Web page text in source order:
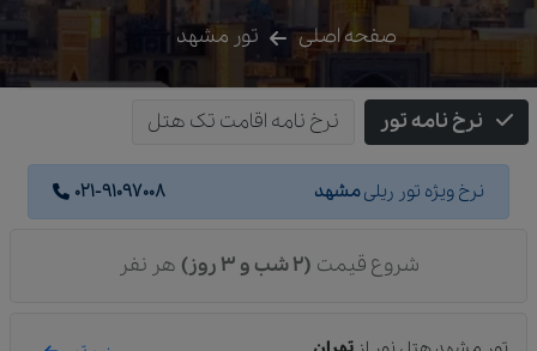
صفحه اصلی تور مشهد
نرخ نامه تور نرخ نامه اقامت تک هتل
نرخ ویژه تور ریلیمشهد 021-91097008
شروع قیمت (2 شب و 3 روز) هر نفر